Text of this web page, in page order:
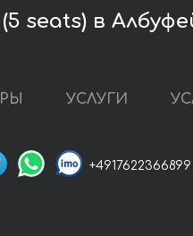
seats) в
УСЛУГИ
+4917622366899